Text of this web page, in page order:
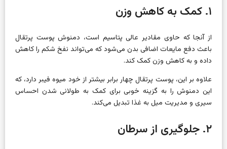
۱. کمک به کاهش وزن
از آنجا که حاوی مقادیر عالی پتاسیم است، دمنوش پوست پرتقال
باعث دفع مایعات اضافی بدن می‌شود که می‌تواند نفخ شکم را کاهش
داده و به کاهش وزن کمک کند.
علاوه بر این، پوست پرتقال چهار برابر بیشتر از خود میوه فیبر دارد، که
این دمنوش را به گزینه خوبی برای کمک به طولانی شدن احساس
سیری و مدیریت میل به غذا تبدیل می‌کند.
۲. جلوگیری از سرطان